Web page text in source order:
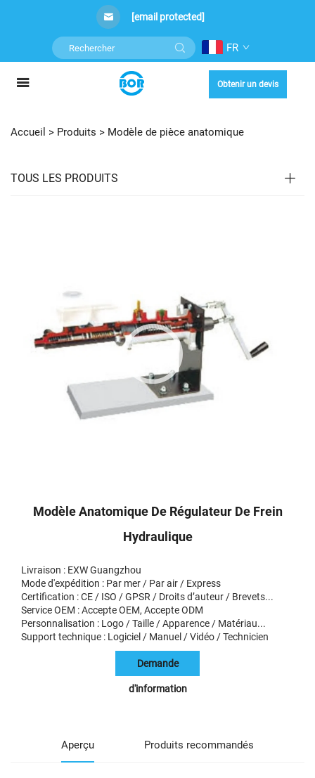
[email protected]
FR
Obtenir un devis
Accueil > Produits > Modèle de pièce anatomique
TOUS LES PRODUITS
Modèle Anatomique De Régulateur De Frein
Hydraulique
Livraison : EXW Guangzhou
Mode d'expédition : Par mer / Par air / Express
Certification : CE / ISO / GPSR / Droits d’auteur / Brevets...
Service OEM : Accepte OEM, Accepte ODM
Personnalisation : Logo / Taille / Apparence / Matériau...
Support technique : Logiciel / Manuel / Vidéo / Technicien
Demande
d'information
Aperçu Produits recommandés